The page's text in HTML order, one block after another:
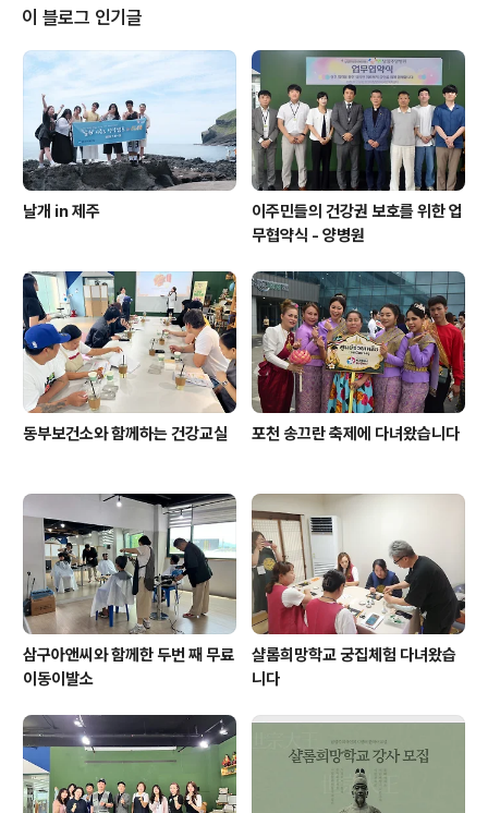
적 역할을 사회복지의 현장에서 실천할 수 있는 감수성을
높이는기회가 되었기를 희망해봅니다. 요즘 유행하는 감기
에도 불구하고 남양주까지한걸음에 달려오신 김현미(연세
대학교 문화인류학과) 교수님의 열정적인 강의에 감사드립
니다.김현미 교수님은 남양주와의 인연도 깊습니다. 언제
나 현장을 중심에 놓고 이론과 현장을 통합하기 위해 노력
하고 계시는..
이 블로그 인기글
날개 in 제주
이주민들의 건강권 보호를 위한 업
무협약식 - 양병원
동부보건소와 함께하는 건강교실 포천 송끄란 축제에 다녀왔습니다
삼구아앤씨와 함께한 두번 째 무료
이동이발소
샬롬희망학교 궁집체험 다녀왔습
니다